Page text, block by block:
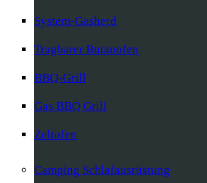
System-Gasherd
Tragbarer Butanofen
BBQ-Grill
Gas BBQ Grill
Zeltofen
Camping Schlafausrüstung